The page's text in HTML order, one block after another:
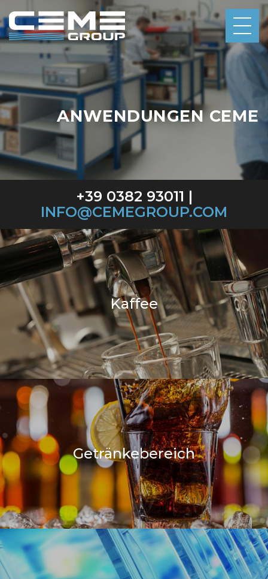
ANWENDUNGEN CEME
+39 0382 93011 |
INFO@CEMEGROUP.COM
Kaffee
Getränkebereich